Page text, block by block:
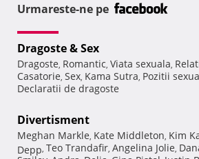
Urmareste-ne pe
Dragoste & Sex
Dragoste, Romantic, Viata sexuala,
Casatorie, Sex, Kama Sutra, Pozitii
Declaratii de dragoste
Divertisment
Meghan Markle, Kate Middleton, Kim
Depp, Teo Trandafir, Angelina Jolie,